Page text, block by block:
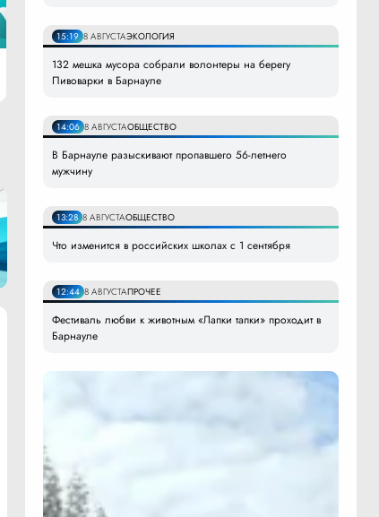
15:19 8 АВГУСТАЭКОЛОГИЯ
132 мешка мусора собрали волонтеры на берегу
Пивоварки в Барнауле
14:06 8 АВГУСТАОБЩЕСТВО
В Барнауле разыскивают пропавшего 56-летнего
мужчину
13:28 8 АВГУСТАОБЩЕСТВО
Что изменится в российских школах с 1 сентября
12:44 8 АВГУСТАПРОЧЕЕ
Фестиваль любви к животным «Лапки тапки» проходит в
Барнауле